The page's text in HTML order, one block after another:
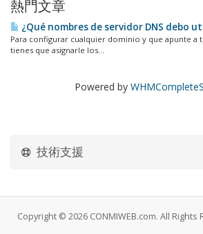
熱門文章
¿Qué nombres de servidor DNS debo
Para configurar cualquier dominio y que apunte a
tienes que asignarle los...
Powered by
技術支援
Copyright © 2026 CONMIWEB.com. All Rights